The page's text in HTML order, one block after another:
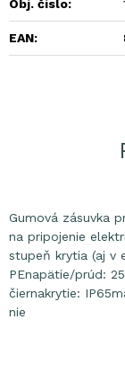
Obj. čislo:
EAN:
Gumová zásuvka
na pripojenie
stupeň krytia (aj v
PEnapätie/prúd:
čiernakrytie:
nie